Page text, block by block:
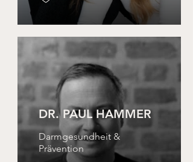
DR. PAUL HAMMER
Darmgesundheit &
Prävention